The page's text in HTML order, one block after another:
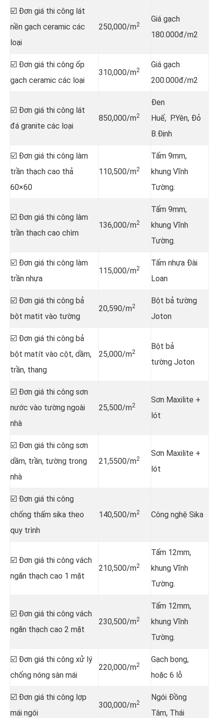
☑️ Đơn giá thi công lát
nền gạch ceramic các
loại
250,000/m2
Giá gạch
180.000đ/m2
☑️ Đơn giá thi công ốp
gạch ceramic các loại
310,000/m2
Giá gạch
200.000đ/m2
☑️ Đơn giá thi công lát
đá granite các loại
850,000/m2
Đen
Huế, P.Yên, Đỏ
B.Định
☑️ Đơn giá thi công làm
trần thạch cao thả
60×60
110,500/m2
Tấm 9mm,
khung Vĩnh
Tường.
☑️ Đơn giá thi công làm
trần thạch cao chìm
136,000/m2
Tấm 9mm,
khung Vĩnh
Tường.
☑️ Đơn giá thi công làm
trần nhựa
115,000/m2
Tấm nhựa Đài
Loan
☑️ Đơn giá thi công bả
bột matit vào tường
20,590/m2
Bột bả tường
Joton
☑️ Đơn giá thi công bả
bột matít vào cột, dầm,
trần, thang
25,000/m2
Bột bả
tường Joton
☑️ Đơn giá thi công sơn
nước vào tường ngoài
nhà
25,500/m2
Sơn Maxilite +
lót
☑️ Đơn giá thi công sơn
dầm, trần, tường trong
nhà
21,5500/m2
Sơn Maxilite +
lót
☑️ Đơn giá thi công
chống thấm sika theo
quy trình
140,500/m2 Công nghệ Sika
☑️ Đơn giá thi công vách
ngăn thạch cao 1 mặt
210,500/m2
Tấm 12mm,
khung Vĩnh
Tường.
☑️ Đơn giá thi công vách
ngăn thạch cao 2 mặt
230,500/m2
Tấm 12mm,
khung Vĩnh
Tường.
☑️ Đơn giá thi công xử lý
chống nóng sàn mái
220,000/m2
Gạch bọng,
hoặc 6 lỗ
☑️ Đơn giá thi công lợp
mái ngói
300,000/m2
Ngói Đồng
Tâm, Thái